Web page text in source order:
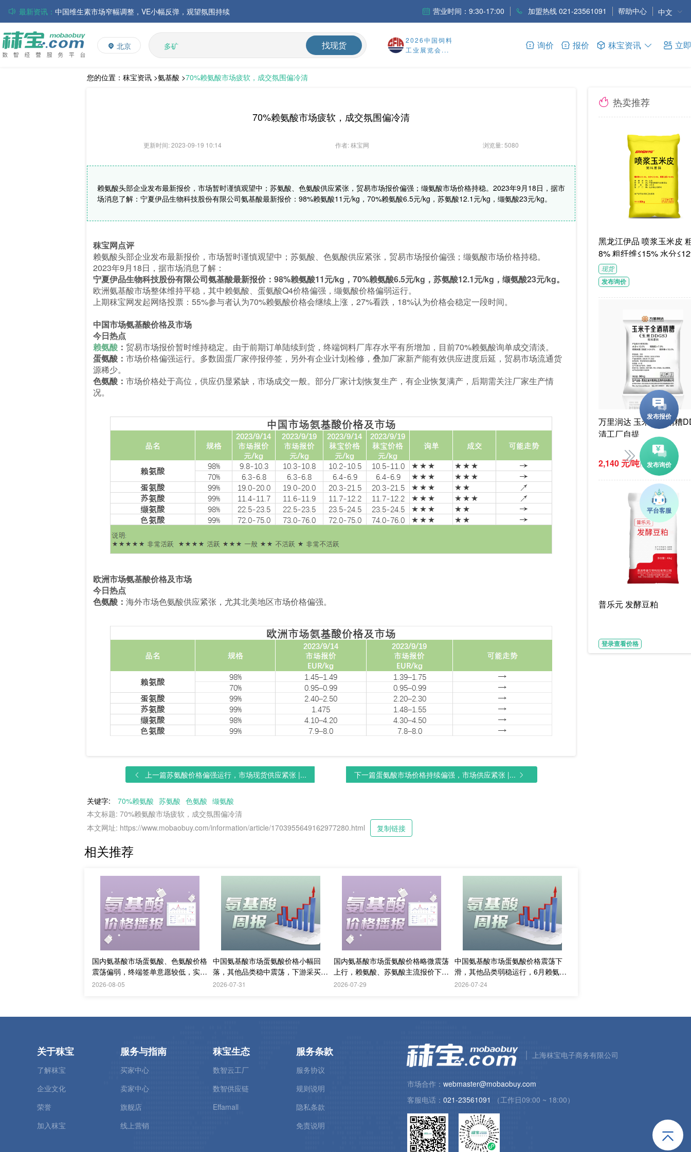
最新资讯： 中国维生素市场窄幅调整，VE小幅反弹，观望氛围持续
磷酸氢钙市场弱势盘整，小苏打价格维持稳定，乳清粉市场淡稳运行
累库压力与天气改善共振，豆粕期现价格承压回调
贸易商集中出货叠加替代施压，玉米市场弱势探底运行
「周秣杂谈353」炎热遮不住淡季中的市场严寒——蛋氨酸、维生素A和赖氨酸价格持续走弱陷困局
中国维生素市场窄幅整理，VE止跌反弹，VA、VD3承压；欧洲市场阴跌
营业时间：9:30-17:00 加盟热线 021-23561091 帮助中心 中文
北京
L-赖氨酸硫酸盐
多维
多矿
维生素
饲料添加剂
找现货
2026中国饲料
工业展览会...
询价 报价 秣宝资讯 立
您的位置： 秣宝资讯 >氨基酸 >70%赖氨酸市场疲软，成交氛围偏冷清
70%赖氨酸市场疲软，成交氛围偏冷清
更新时间: 2023-09-19 10:14 作者: 秣宝网 浏览量: 5080
赖氨酸头部企业发布最新报价，市场暂时谨慎观望中；苏氨酸、色氨酸供应紧张，贸易市场报价偏强；缬氨酸市场价格持稳。2023年9月18日，据市
场消息了解：宁夏伊品生物科技股份有限公司氨基酸最新报价：98%赖氨酸11元/kg，70%赖氨酸6.5元/kg，苏氨酸12.1元/kg，缬氨酸23元/kg。
秣宝网点评
赖氨酸头部企业发布最新报价，市场暂时谨慎观望中；苏氨酸、色氨酸供应紧张，贸易市场报价偏强；缬氨酸市场价格持稳。
2023年9月18日，据市场消息了解：
宁夏伊品生物科技股份有限公司氨基酸最新报价：98%赖氨酸11元/kg，70%赖氨酸6.5元/kg，苏氨酸12.1元/kg，缬氨酸23元/kg。
欧洲氨基酸市场整体维持平稳，其中赖氨酸、蛋氨酸Q4价格偏强，缬氨酸价格偏弱运行。
上期秣宝网发起网络投票：55%参与者认为70%赖氨酸价格会继续上涨，27%看跌，18%认为价格会稳定一段时间。
中国市场氨基酸价格及市场
今日热点
赖氨酸 ： 贸易市场报价暂时维持稳定。由于前期订单陆续到货，终端饲料厂库存水平有所增加，目前70%赖氨酸询单成交清淡。
蛋氨酸： 市场价格偏强运行。多数固蛋厂家停报停签，另外有企业计划检修，叠加厂家新产能有效供应进度后延，贸易市场流通货
源稀少。
色氨酸： 市场价格处于高位，供应仍显紧缺，市场成交一般。部分厂家计划恢复生产，有企业恢复满产，后期需关注厂家生产情
况。
欧洲市场氨基酸价格及市场
今日热点
色氨酸： 海外市场色氨酸供应紧张，尤其北美地区市场价格偏强。
上一篇苏氨酸价格偏强运行，市场现货供应紧张 |... 下一篇蛋氨酸市场价格持续偏强，市场供应紧张 |...
关键字: 70%赖氨酸 苏氨酸 色氨酸 缬氨酸
本文标题: 70%赖氨酸市场疲软，成交氛围偏冷清
本文网址: https://www.mobaobuy.com/information/article/1703955649162977280.html
复制链接
相关推荐
国内氨基酸市场蛋氨酸、色氨酸价格
震荡偏弱，终端签单意愿较低，实单
议价成交
2026-08-05
中国氨基酸市场蛋氨酸价格小幅回
落，其他品类稳中震荡，下游采买需
求持续偏弱；欧洲采购情绪更加谨慎
2026-07-31
国内氨基酸市场蛋氨酸价格略微震荡
上行，赖氨酸、苏氨酸主流报价下
调，实际购销偏淡
2026-07-29
中国氨基酸市场蛋氨酸价格震荡下
滑，其他品类弱稳运行，6月赖氨
酸、苏氨酸出口量环比下降；欧洲市
2026-07-24
热卖推荐
黑龙江伊品 喷浆玉米皮 粗蛋白≥1
8% 粗纤维≤15% 水分
G/袋饲料级褐色或浅褐
体
现货
发布询价
万里润达 玉米干酒精糟
清工厂自提
2,140 元/吨(参考价)
普乐元 发酵豆粕
登录查看价格
关于秣宝
了解秣宝
企业文化
荣誉
加入秣宝
服务与指南
买家中心
卖家中心
旗舰店
线上营销
秣宝生态
数智云工厂
数智供应链
Effamall
服务条款
服务协议
规则说明
隐私条款
免责说明
上海秣宝电子商务有限公司
市场合作： webmaster@mobaobuy.com
客服电话： 021-23561091 （工作日09:00 ~ 18:00）